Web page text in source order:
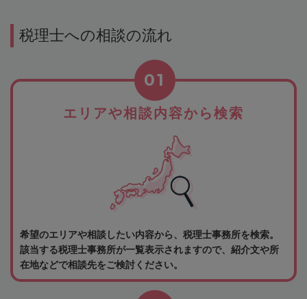
税理士への相談の流れ
エリアや相談内容から検索
01
希望のエリアや相談したい内容から、税理士事務所を検索。
該当する税理士事務所が一覧表示されますので、紹介文や所
在地などで相談先をご検討ください。